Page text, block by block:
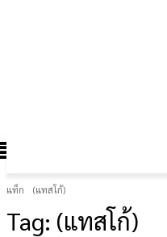
แท็ก (แทสโก้)
Tag: (แทสโก้)